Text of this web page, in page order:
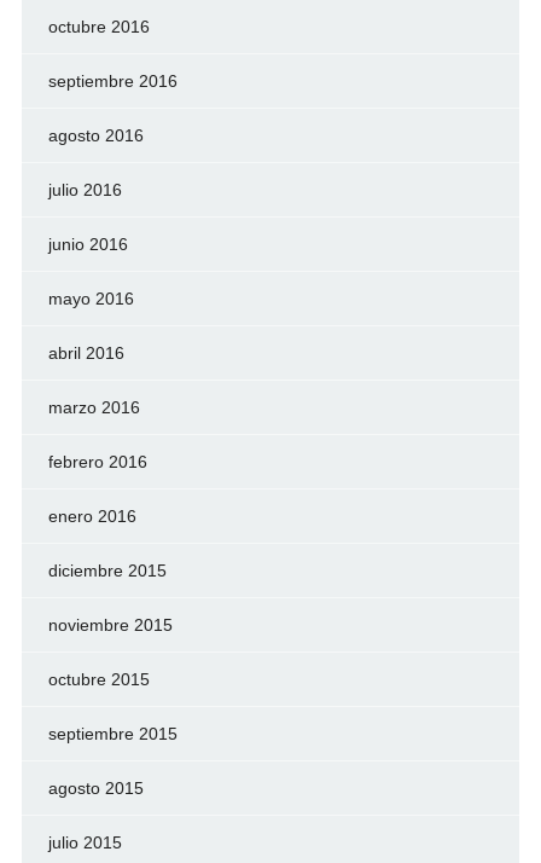
octubre 2016
septiembre 2016
agosto 2016
julio 2016
junio 2016
mayo 2016
abril 2016
marzo 2016
febrero 2016
enero 2016
diciembre 2015
noviembre 2015
octubre 2015
septiembre 2015
agosto 2015
julio 2015